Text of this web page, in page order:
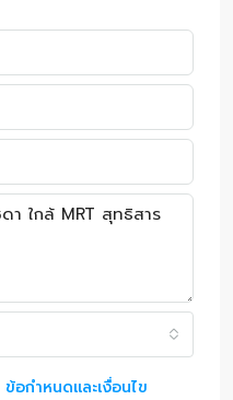
ข้อกำหนดและเงื่อนไข